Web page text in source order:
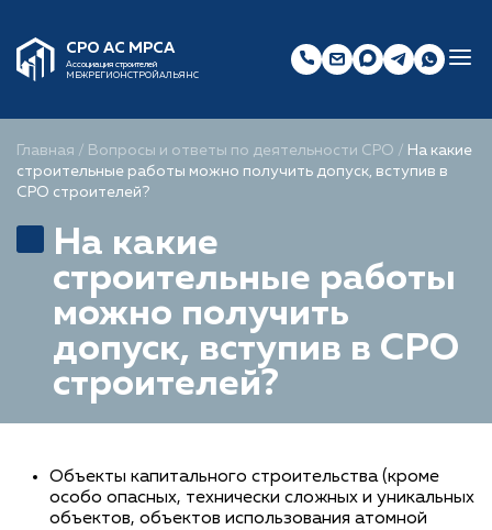
СРО АС МРСА
Ассоциация строителей
МЕЖРЕГИОНСТРОЙАЛЬЯНС
Главная / Вопросы и ответы по деятельности СРО / На какие
строительные работы можно получить допуск, вступив в
СРО строителей?
На какие
строительные работы
можно получить
допуск, вступив в СРО
строителей?
Объекты капитального строительства (кроме
особо опасных, технически сложных и уникальных
объектов, объектов использования атомной